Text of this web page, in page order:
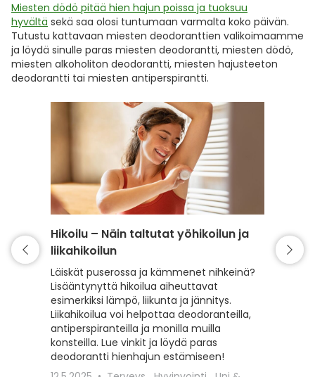
Miesten dödö pitää hien hajun poissa ja tuoksuu
hyvältä sekä saa olosi tuntumaan varmalta koko päivän.
Tutustu kattavaan miesten deodoranttien valikoimaamme
ja löydä sinulle paras miesten deodorantti, miesten dödö,
miesten alkoholiton deodorantti, miesten hajusteeton
deodorantti tai miesten antiperspirantti.
Hikoilu – Näin taltutat yöhikoilun ja
liikahikoilun
Läiskät puserossa ja kämmenet nihkeinä?
Lisääntynyttä hikoilua aiheuttavat
esimerkiksi lämpö, liikunta ja jännitys.
Liikahikoilua voi helpottaa deodoranteilla,
antiperspiranteilla ja monilla muilla
konsteilla. Lue vinkit ja löydä paras
deodorantti hienhajun estämiseen!
Siisti
vinkit